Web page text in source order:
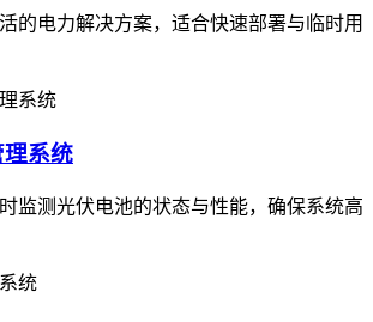
的电力解决方案，适合快速部署与临时用
系统
监测光伏电池的状态与性能，确保系统高